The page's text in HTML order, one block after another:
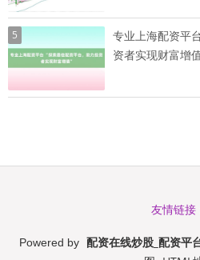
5
专业上海配资平
资者实现财富增
友情链接
Powered by 配资在线炒股_配资平